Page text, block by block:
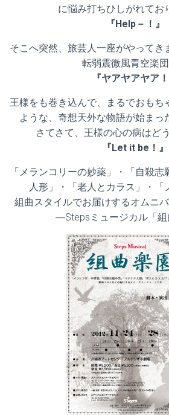
に悩み打ちひしがれてお
『Help－！』
そこへ突然、旅芸人一座がやってき
転弱震微風青空楽団
『ヤアヤアヤア！
王様をも巻き込んで、まるでおもち
ような、奇想天外な物語が始まっ
さてさて、王様の心の病はど
『Let it be！』
「メランコリーの妙薬」・「自殺
人形」・「老人とカラス」・「
組曲スタイルでお届けするオムニ
―Stepsミュージカル「